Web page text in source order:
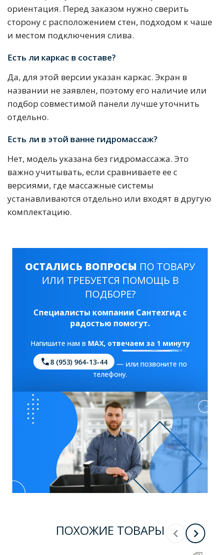
ориентация. Перед заказом нужно сверить
сторону с расположением стен, подходом к чаше
и местом подключения слива.
Есть ли каркас в составе?
Да, для этой версии указан каркас. Экран в
названии не заявлен, поэтому его наличие или
подбор совместимой панели лучше уточнить
отдельно.
Есть ли в этой ванне гидромассаж?
Нет, модель указана без гидромассажа. Это
важно учитывать, если сравниваете ее с
версиями, где массажные системы
устанавливаются отдельно или входят в другую
комплектацию.
ОСТАЛИСЬ ВОПРОСЫ ПО ТОВАРУ
ИЛИ ТРЕБУЕТСЯ ПОМОЩЬ В
ПОДБОРЕ?
Специалисты компании Сантехгид с
радостью помогут.
Напишите нам в MAX, отвечаем за 1 минуту
8 (953) 964-13-44
— или позвоните по
телефону.
ПОХОЖИЕ ТОВАРЫ